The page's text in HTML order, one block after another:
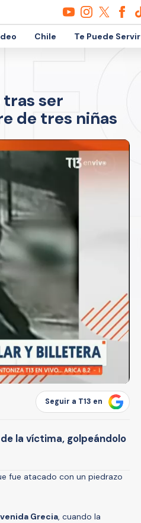
Chile Te Puede Servir
ser
de tres niñas
Seguir a T13 en
la víctima, golpeándolo
fue atacado con un piedrazo
Grecia, cuando la